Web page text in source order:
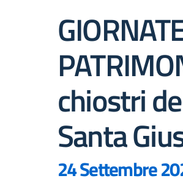
chiostri
Santa
24 Settembre